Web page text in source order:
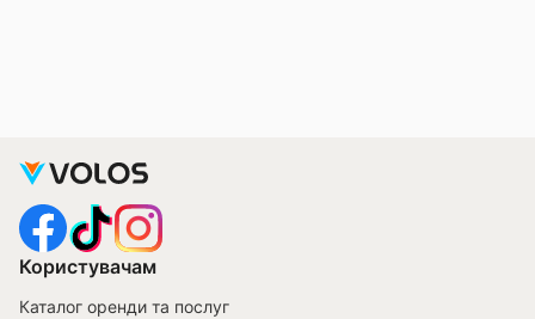
Користувачам
Каталог оренди та послуг